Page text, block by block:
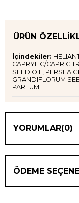
ÜRÜN
İçindekiler:
CAPRYLIC/CAPRIC
SEED OIL, PERSEA
GRANDIFLORUM
PARFUM.
YORUMLAR(0)
ÖDEME